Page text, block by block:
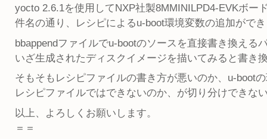
yocto 2.6.1を使用してNXP社製8MMINILPD4-EVKボ
件名の通り、レシピによるu-boot環境変数の追加がで
bbappendファイルでu-bootのソースを直接書き換える
いざ生成されたディスクイメージを描いてみると書き
そもそもレシピファイルの書き方が悪いのか、u-boot
レシピファイルではできないのか、が切り分けできな
以上、よろしくお願いします。
＝＝